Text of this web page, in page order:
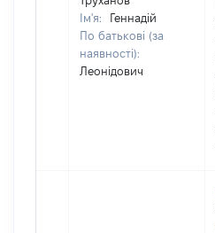
Ім'я:
Геннадій
По батькові (за
наявності):
Леонідович